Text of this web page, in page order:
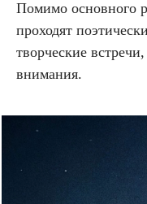
Помимо основного
проходят
творческие
внимания.